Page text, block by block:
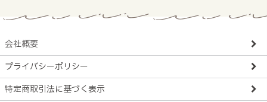
会社概要
プライバシーポリシー
特定商取引法に基づく表示